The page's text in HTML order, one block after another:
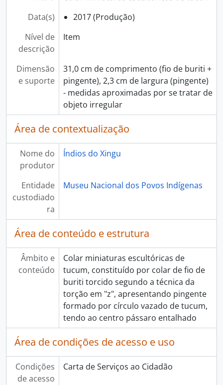
Data(s)
2017 (Produção)
Nível de
descrição
Item
Dimensão
e suporte
31,0 cm de comprimento (fio de buriti +
pingente), 2,3 cm de largura (pingente)
- medidas aproximadas por se tratar de
objeto irregular
Área de contextualização
Nome do
produtor
Índios do Xingu
Entidade
custodiado
ra
Museu Nacional dos Povos Indígenas
Área de conteúdo e estrutura
Âmbito e
conteúdo
Colar miniaturas escultóricas de
tucum, constituído por colar de fio de
buriti torcido segundo a técnica da
torção em "z", apresentando pingente
formado por círculo vazado de tucum,
tendo ao centro pássaro entalhado
Área de condições de acesso e uso
Condições
de acesso
Carta de Serviços ao Cidadão